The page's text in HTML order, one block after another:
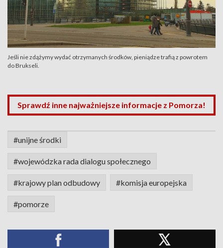
Jeśli nie zdążymy wydać otrzymanych środków, pieniądze trafią z powrotem
do Brukseli.
Sprawdź inne najważniejsze informacje z Pomorza!
#unijne środki
#wojewódzka rada dialogu społecznego
#krajowy plan odbudowy #komisja europejska
#pomorze